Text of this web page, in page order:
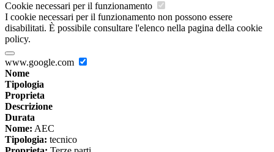
Cookie necessari per il funzionamento
I cookie necessari per il funzionamento non possono essere
disabilitati. È possibile consultare l'elenco nella pagina della cookie
policy.
www.google.com
Nome
Tipologia
Proprieta
Descrizione
Durata
Nome: AEC
Tipologia: tecnico